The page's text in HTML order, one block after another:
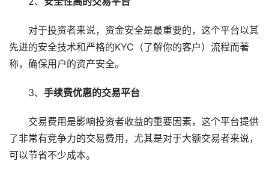
对于投资者来说，资金安全是最重要的，这个平台以其
先进的安全技术和严格的KYC（了解你的客户）流程而著
称，确保用户的资产安全。
3、 手续费优惠的交易平台
交易费用是影响投资者收益的重要因素，这个平台提供
了非常有竞争力的交易费用，尤其是对于大额交易者来说，
可以节省不少成本。